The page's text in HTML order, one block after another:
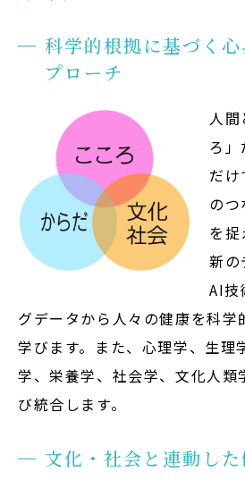
科学的根拠に基づく
プローチ
人間
ろ」
だ
の
を
新の
AI技
グデータから人々の健康を科学
学びます。また、心理学、生理
学、栄養学、社会学、文化人類
び統合します。
文化・社会と連動し